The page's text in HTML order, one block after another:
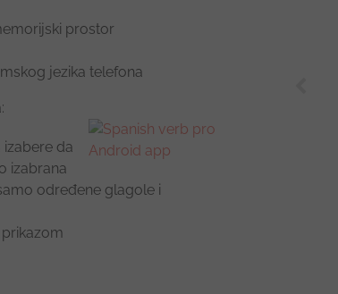
prostor
jezika telefona
da
izabrana
određene glagole i